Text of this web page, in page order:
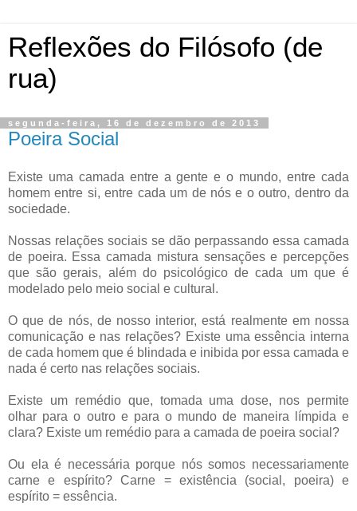
Reflexões do Filósofo (de
rua)
segunda-feira, 16 de dezembro de 2013
Poeira Social
Existe uma camada entre a gente e o mundo, entre cada
homem entre si, entre cada um de nós e o outro, dentro da
sociedade.
Nossas relações sociais se dão perpassando essa camada
de poeira. Essa camada mistura sensações e percepções
que são gerais, além do psicológico de cada um que é
modelado pelo meio social e cultural.
O que de nós, de nosso interior, está realmente em nossa
comunicação e nas relações? Existe uma essência interna
de cada homem que é blindada e inibida por essa camada e
nada é certo nas relações sociais.
Existe um remédio que, tomada uma dose, nos permite
olhar para o outro e para o mundo de maneira límpida e
clara? Existe um remédio para a camada de poeira social?
Ou ela é necessária porque nós somos necessariamente
carne e espírito? Carne = existência (social, poeira) e
espírito = essência.